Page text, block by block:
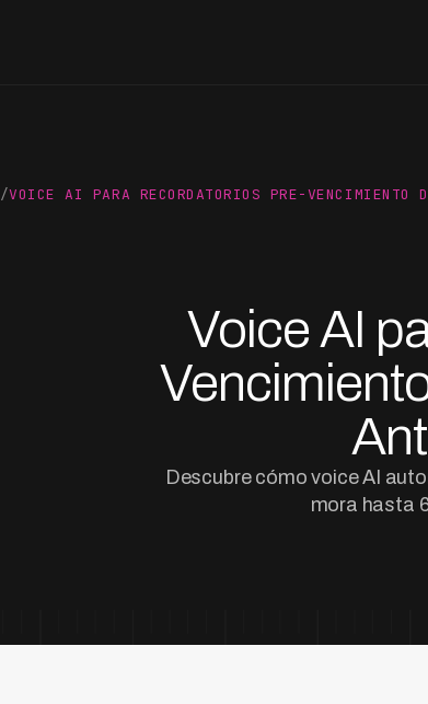
/VOICE AI PARA RECORDATORIOS PRE-VENCIMIENTO
Voice AI
Descubre cómo voice AI
mora hasta